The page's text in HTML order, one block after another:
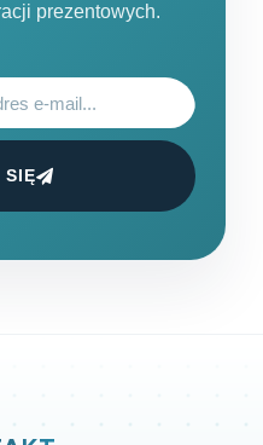
prezentowych.
SIĘ